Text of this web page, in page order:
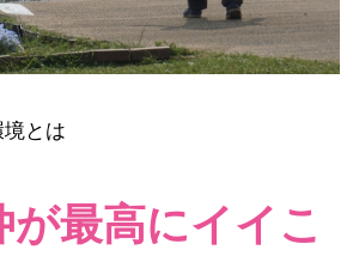
とは
が最高にイイこ